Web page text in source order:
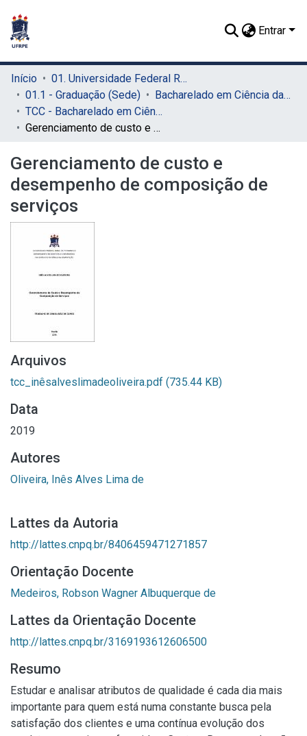
Entrar
Início
01. Universidade Federal Rural de Pernambuco - UFRPE (Sede)
01.1 - Graduação (Sede)
Bacharelado em Ciência da Computação (Sede)
TCC - Bacharelado em Ciência da Computação (Sede)
Gerenciamento de custo e desempenho de composição de serviços
Gerenciamento de custo e
desempenho de composição de
serviços
Arquivos
tcc_inêsalveslimadeoliveira.pdf (735.44 KB)
Data
2019
Autores
Oliveira, Inês Alves Lima de
Lattes da Autoria
http://lattes.cnpq.br/8406459471271857
Orientação Docente
Medeiros, Robson Wagner Albuquerque de
Lattes da Orientação Docente
http://lattes.cnpq.br/3169193612606500
Resumo
Estudar e analisar atributos de qualidade é cada dia mais
importante para quem está numa constante busca pela
satisfação dos clientes e uma contínua evolução dos